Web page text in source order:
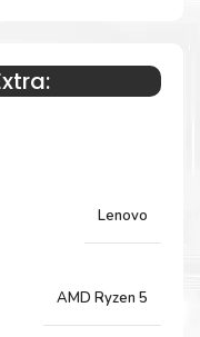
Lenovo
AMD Ryzen 5